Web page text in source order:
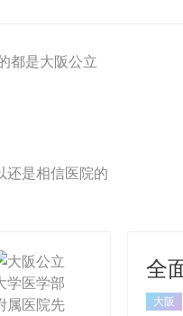
都是大阪公立
还是相信医院的
全
大阪